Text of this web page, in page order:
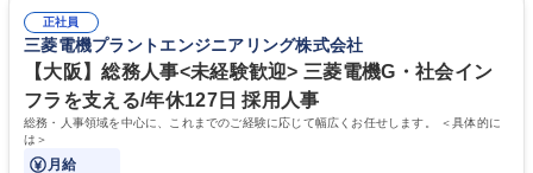
幅広く経験を積みたい意欲がある方に最適な環境です。 募集職種 【総
務・人事】未経験歓迎/日立グループ/組織運営を支えるゼネラリストを目
指す
のご経験 ■労務管理（給与計算・社会保険手続き・勤怠管理など）の経験
■衛生管理者の資格をお持ちの方 学歴・資格 学歴：大学院 大学 高専 短大
専修学校 高校 語学力： 資格：
正社員
三菱電機プラントエンジニアリング株式会社
【大阪】総務人事<未経験歓迎> 三菱電機G・社会イン
フラを支える/年休127日 採用人事
総務・人事領域を中心に、これまでのご経験に応じて幅広くお任せします。 ＜具体的に
は＞
月給